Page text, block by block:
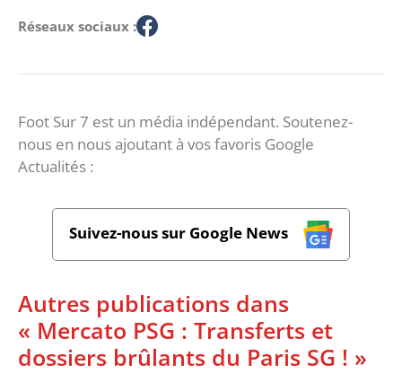
Réseaux sociaux :
Foot Sur 7 est un média indépendant. Soutenez-
nous en nous ajoutant à vos favoris Google
Actualités :
Suivez-nous sur Google News
Autres publications dans
« Mercato PSG : Transferts et
dossiers brûlants du Paris SG ! »